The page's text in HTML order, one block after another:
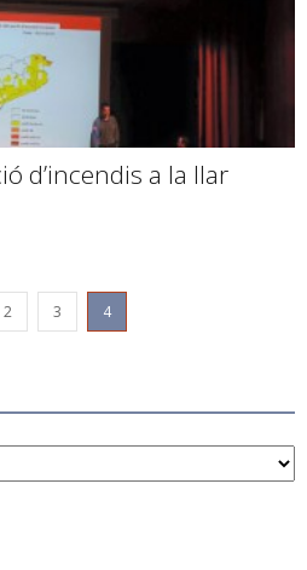
d’incendis a la llar
2 3 4